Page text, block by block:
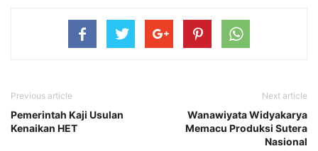
Previous article
Pemerintah Kaji Usulan
Kenaikan HET
Next article
Wanawiyata Widyakarya
Memacu Produksi Sutera
Nasional